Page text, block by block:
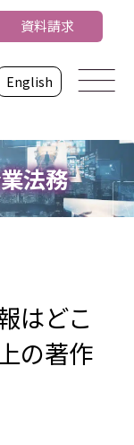
English
資料請求
法務
はどこ
の著作